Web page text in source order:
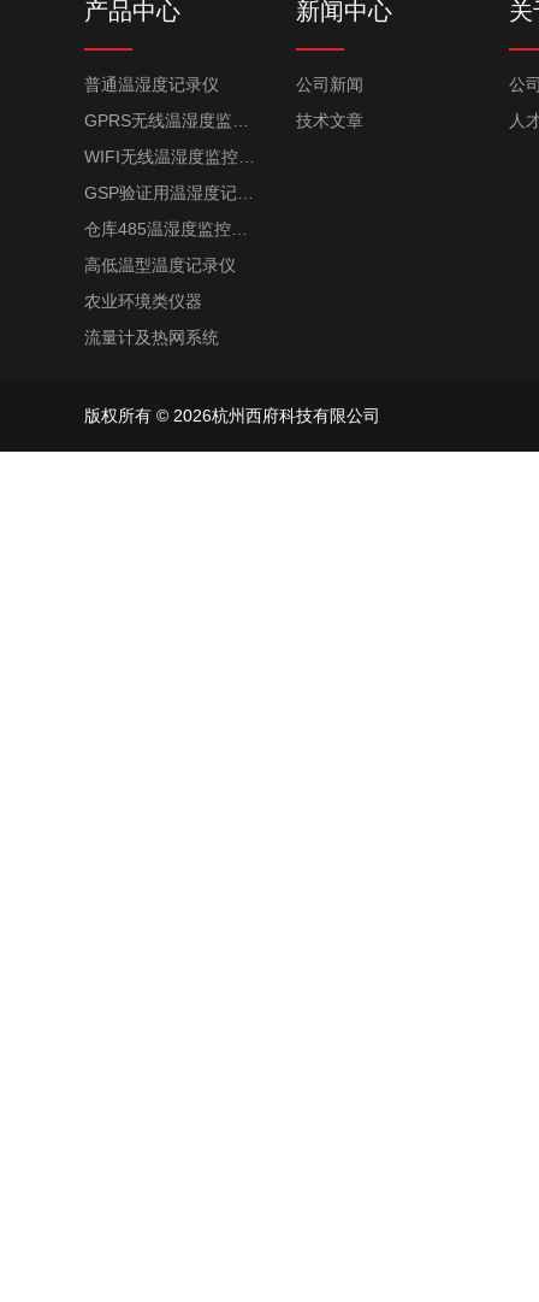
产品中心
普通温湿度记录仪
高低温型温度记录仪
农业环境类仪器
流量计及热网系统
新闻中心
公司新闻
技术文章
关
公
人
版权所有 © 2026杭州西府科技有限公司